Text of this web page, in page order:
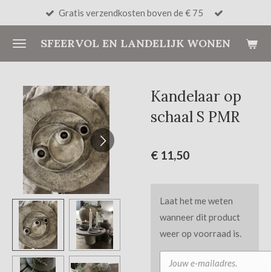
naar
de
SFEERVOL EN LANDELIJK WONEN
Gratis verzendkosten boven de € 75
Kandelaar op
schaal S PMR
€ 11,50
Laat het me weten
wanneer dit product
weer op voorraad is.